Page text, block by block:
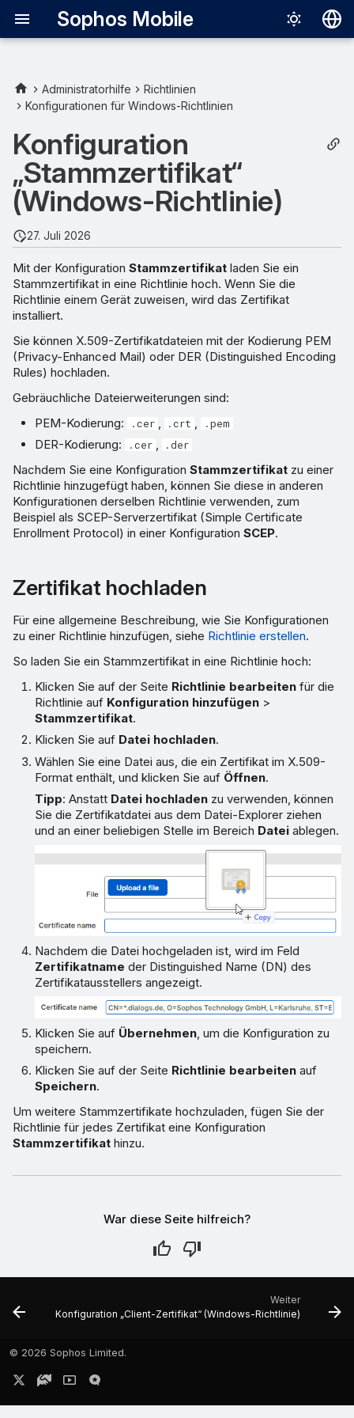
Sophos Mobile
Français
Zertifikat hochladen
Administratorhilfe
Richtlinien
Konfigurationen für Windows-Richtlinien
Konfiguration
„Stammzertifikat“
(Windows-Richtlinie)
27. Juli 2026
Mit der Konfiguration Stammzertifikat laden Sie ein
Stammzertifikat in eine Richtlinie hoch. Wenn Sie die
Richtlinie einem Gerät zuweisen, wird das Zertifikat
installiert.
Sie können X.509-Zertifikatdateien mit der Kodierung PEM
(Privacy-Enhanced Mail) oder DER (Distinguished Encoding
Rules) hochladen.
Gebräuchliche Dateierweiterungen sind:
PEM-Kodierung:
.cer .crt .pem
DER-Kodierung: .cer , .der
Nachdem Sie eine Konfiguration Stammzertifikat zu einer
Richtlinie hinzugefügt haben, können Sie diese in anderen
Konfigurationen derselben Richtlinie verwenden, zum
Beispiel als SCEP-Serverzertifikat (Simple Certificate
Enrollment Protocol) in einer Konfiguration SCEP.
Zertifikat hochladen
Für eine allgemeine Beschreibung, wie Sie Konfigurationen
zu einer Richtlinie hinzufügen, siehe Richtlinie erstellen.
So laden Sie ein Stammzertifikat in eine Richtlinie hoch:
Klicken Sie auf der Seite Richtlinie bearbeiten für die
Richtlinie auf Konfiguration hinzufügen >
Stammzertifikat.
Klicken Sie auf Datei hochladen.
Wählen Sie eine Datei aus, die ein Zertifikat im X.509-
Format enthält, und klicken Sie auf Öffnen.
Tipp: Anstatt Datei hochladen zu verwenden, können
Sie die Zertifikatdatei aus dem Datei-Explorer ziehen
und an einer beliebigen Stelle im Bereich Datei ablegen.
Nachdem die Datei hochgeladen ist, wird im Feld
Zertifikatname der Distinguished Name (DN) des
Zertifikatausstellers angezeigt.
Klicken Sie auf Übernehmen , um die Konfiguration zu
speichern.
Klicken Sie auf der Seite Richtlinie bearbeiten auf
Speichern.
Um weitere Stammzertifikate hochzuladen, fügen Sie der
Richtlinie für jedes Zertifikat eine Konfiguration
Stammzertifikat hinzu.
War diese Seite hilfreich?
Weiter
Konfiguration „Client-Zertifikat“ (Windows-Richtlinie)
© 2026 Sophos Limited.